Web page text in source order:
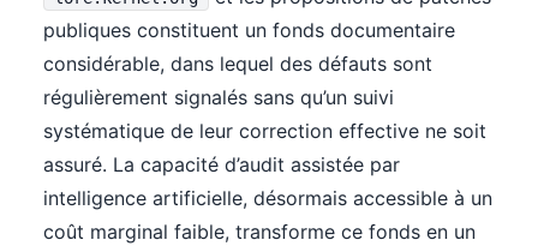
publiques constituent un fonds documentaire
considérable, dans lequel des défauts sont
régulièrement signalés sans qu’un suivi
systématique de leur correction effective ne soit
assuré. La capacité d’audit assistée par
intelligence artificielle, désormais accessible à un
coût marginal faible, transforme ce fonds en un